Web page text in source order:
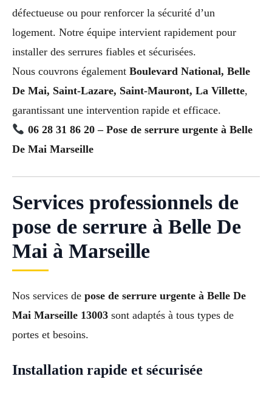
défectueuse ou pour renforcer la sécurité d’un
logement. Notre équipe intervient rapidement pour
installer des serrures fiables et sécurisées.
Nous couvrons également Boulevard National, Belle
De Mai, Saint-Lazare, Saint-Mauront, La Villette,
garantissant une intervention rapide et efficace.
06 28 31 86 20 – Pose de serrure urgente à Belle
De Mai Marseille
Services professionnels de
pose de serrure à Belle De
Mai à Marseille
Nos services de pose de serrure urgente à Belle De
Mai Marseille 13003 sont adaptés à tous types de
portes et besoins.
Installation rapide et sécurisée